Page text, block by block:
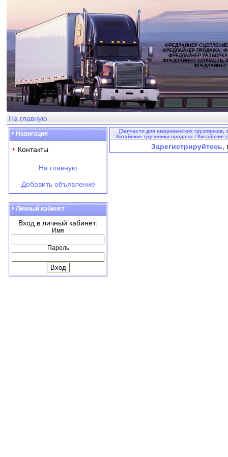
ФРЕДЛАЙНЕР
ФРЕДЛАЙНЕР ПРОДАЖА,
ФРЕДЛАЙНЕР
ФРЕДЛАЙНЕР ЗАПЧАСТЬ,
ФРЕДЛАЙНЕР
На главную
Навигация
Контакты
На главную
Добавить объявление
Личный кабинет
Вход в личный кабинет:
Имя
Пароль
[Запчасти для американских грузовиков,
Китайские грузовики продажа /
Зарегистрируйтесь